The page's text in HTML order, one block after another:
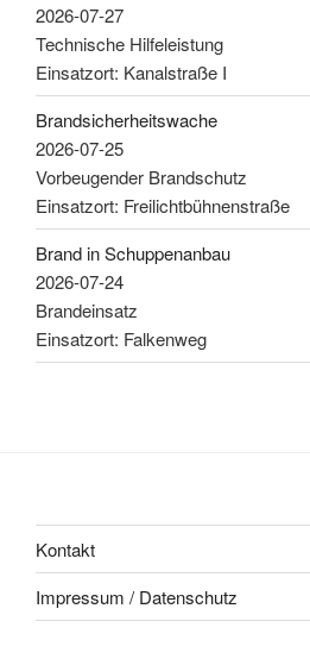
2026-07-27
Technische Hilfeleistung
Einsatzort: Kanalstraße I
Brandsicherheitswache
2026-07-25
Vorbeugender Brandschutz
Einsatzort: Freilichtbühnenstraße
Brand in Schuppenanbau
2026-07-24
Brandeinsatz
Einsatzort: Falkenweg
Kontakt
Impressum / Datenschutz